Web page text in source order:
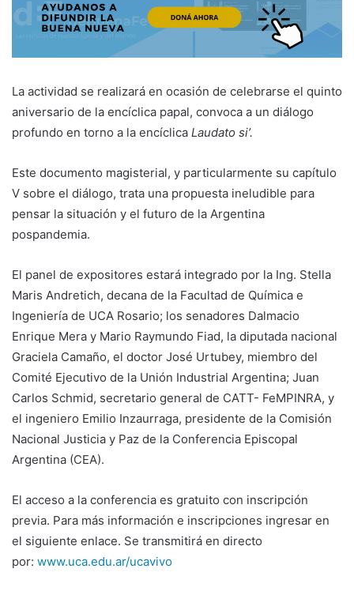
La actividad se realizará en ocasión de celebrarse el quinto
aniversario de la encíclica papal, convoca a un diálogo
profundo en torno a la encíclica Laudato si’.
Este documento magisterial, y particularmente su capítulo
V sobre el diálogo, trata una propuesta ineludible para
pensar la situación y el futuro de la Argentina
pospandemia.
El panel de expositores estará integrado por la Ing. Stella
Maris Andretich, decana de la Facultad de Química e
Ingeniería de UCA Rosario; los senadores Dalmacio
Enrique Mera y Mario Raymundo Fiad, la diputada nacional
Graciela Camaño, el doctor José Urtubey, miembro del
Comité Ejecutivo de la Unión Industrial Argentina; Juan
Carlos Schmid, secretario general de CATT- FeMPINRA, y
el ingeniero Emilio Inzaurraga, presidente de la Comisión
Nacional Justicia y Paz de la Conferencia Episcopal
Argentina (CEA).
El acceso a la conferencia es gratuito con inscripción
previa. Para más información e inscripciones ingresar en
el siguiente enlace. Se transmitirá en directo
por: www.uca.edu.ar/ucavivo